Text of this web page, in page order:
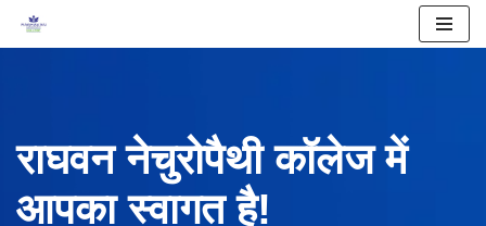
राघवन नेचुरोपैथी कॉलेज में
आपका स्वागत है!